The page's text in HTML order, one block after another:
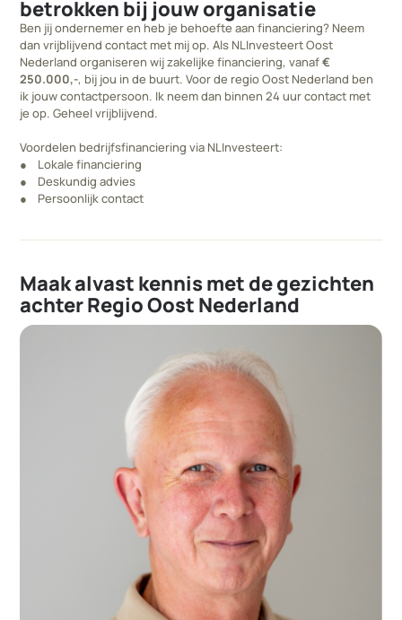
betrokken bij jouw organisatie
Ben jij ondernemer en heb je behoefte aan financiering? Neem
dan vrijblijvend contact met mij op. Als NLInvesteert Oost
Nederland organiseren wij zakelijke financiering, vanaf€
250.000,-, bij jou in de buurt. Voor de regio Oost Nederland ben
ik jouw contactpersoon. Ik neem dan binnen 24 uur contact met
je op. Geheel vrijblijvend.
Voordelen bedrijfsfinanciering via NLInvesteert:
● Lokale financiering
● Deskundig advies
● Persoonlijk contact
Maak alvast kennis met de gezichten
achter Regio Oost Nederland